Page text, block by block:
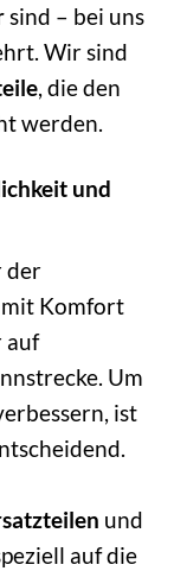
sind – bei uns
Wir sind
, die den
werden.
und
der
Komfort
auf
Um
ist
und
auf die